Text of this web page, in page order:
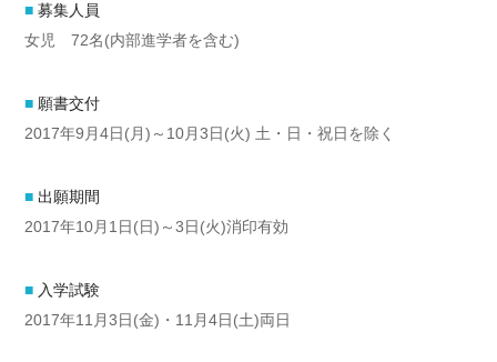
募集人員
女児 72名(内部進学者を含む)
願書交付
2017年9月4日(月)～10月3日(火) 土・日・祝日を除く
出願期間
2017年10月1日(日)～3日(火)消印有効
入学試験
2017年11月3日(金)・11月4日(土)両日